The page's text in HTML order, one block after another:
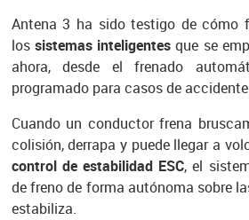
Antena 3 ha sido testigo de cómo
los sistemas inteligentes que se
ahora, desde el frenado
programado para casos de
Cuando un conductor frena
colisión, derrapa y puede llegar a
control de estabilidad ESC, el
de freno de forma autónoma sobre
estabiliza.